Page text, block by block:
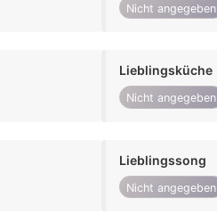
Nicht angegeben
Lieblingsküche
Nicht angegeben
Lieblingssong
Nicht angegeben